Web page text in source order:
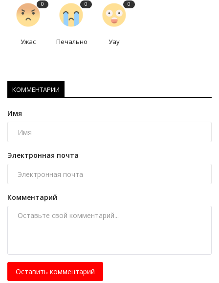
0
Ужас
0
Печально
0
Уау
КОММЕНТАРИИ
Имя
Электронная почта
Комментарий
Оставить комментарий